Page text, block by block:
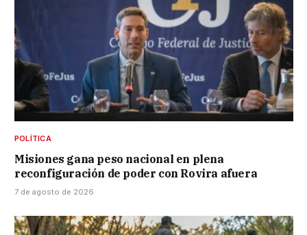
POLÍTICA
Misiones gana peso nacional en plena
reconfiguración de poder con Rovira afuera
7 de agosto de 2026